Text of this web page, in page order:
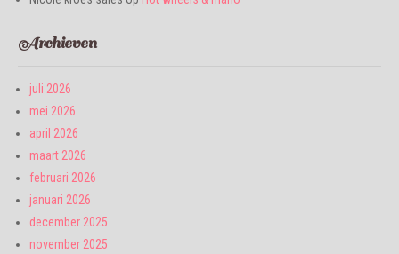
Archieven
juli 2026
mei 2026
april 2026
maart 2026
februari 2026
januari 2026
december 2025
november 2025